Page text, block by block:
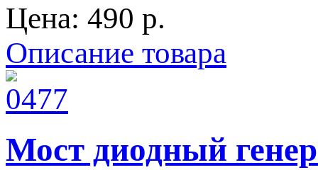
Цена: 490 p.
Описание товара
Мост диодный